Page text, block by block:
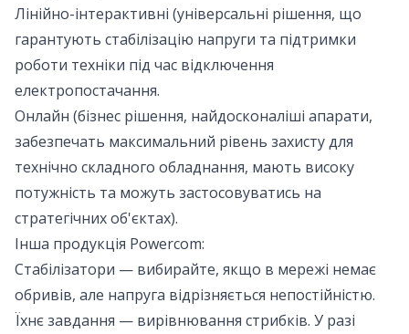
Лінійно-інтерактивні (універсальні рішення, що
гарантують стабілізацію напруги та підтримки
роботи техніки під час відключення
електропостачання.
Онлайн (бізнес рішення, найдосконаліші апарати,
забезпечать максимальний рівень захисту для
технічно складного обладнання, мають високу
потужність та можуть застосовуватись на
стратегічних об'єктах).
Інша продукція Powercom:
Стабілізатори — вибирайте, якщо в мережі немає
обривів, але напруга відрізняється непостійністю.
Їхнє завдання — вирівнювання стрибків. У разі